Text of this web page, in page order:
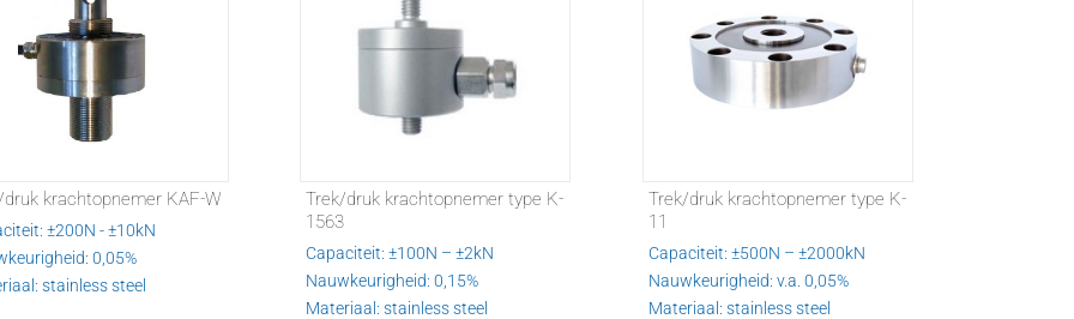
krachtopnemer KAF-W
±200N - ±10kN
0,05%
stainless steel
Trek/druk krachtopnemer type K-
1563
Capaciteit: ±100N – ±2kN
Nauwkeurigheid: 0,15%
Materiaal: stainless steel
Trek/druk krachtopnemer type K-
11
Capaciteit: ±500N – ±2000kN
Nauwkeurigheid: v.a. 0,05%
Materiaal: stainless steel